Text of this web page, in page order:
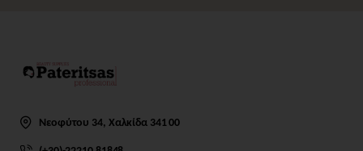
Νεοφύτου 34, Χαλκίδα 341 00